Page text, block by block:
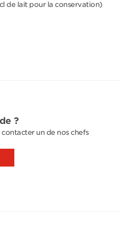
de lait pour la conservation)
?
contacter un de nos chefs